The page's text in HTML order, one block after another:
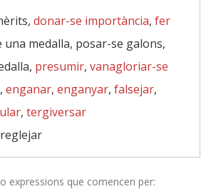
donar-se importància, fer
una medalla, posar-se galons,
presumir, vanagloriar-se
enganar, enganyar, falsejar,
, tergiversar
expressions que comencen per: